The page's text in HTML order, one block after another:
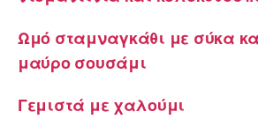
Ωμό σταμναγκάθι με σύκα
μαύρο σουσάμι
Γεμιστά με χαλούμι